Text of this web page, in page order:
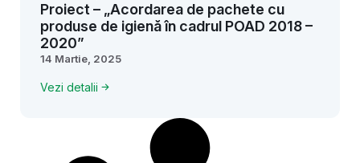
Proiect – „Acordarea de pachete cu
produse de igienă în cadrul POAD 2018 –
2020”
14 Martie, 2025
Vezi detalii